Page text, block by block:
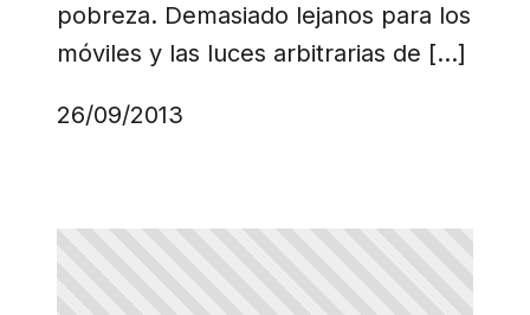
pobreza. Demasiado lejanos para los
móviles y las luces arbitrarias de […]
26/09/2013